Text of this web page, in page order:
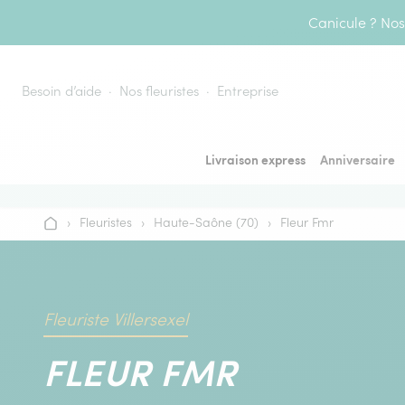
Canicule ?
Besoin d’aide Nos fleuristes Entreprise
Livraison express Anniversaire
Accueil
› Fleuristes › Haute-Saône (70) › Fleur Fmr
Fleuriste Villersexel
FLEUR FMR